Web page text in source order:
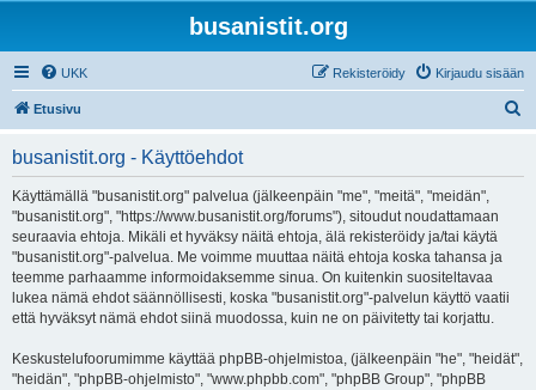
busanistit.org
UKK Kirjaudu sisään
Rekisteröidy
Etusivu
busanistit.org - Käyttöehdot
Käyttämällä "busanistit.org" palvelua (jälkeenpäin "me", "meitä", "meidän",
"busanistit.org", "https://www.busanistit.org/forums"), sitoudut noudattamaan
seuraavia ehtoja. Mikäli et hyväksy näitä ehtoja, älä rekisteröidy ja/tai käytä
"busanistit.org"-palvelua. Me voimme muuttaa näitä ehtoja koska tahansa ja
teemme parhaamme informoidaksemme sinua. On kuitenkin suositeltavaa
lukea nämä ehdot säännöllisesti, koska "busanistit.org"-palvelun käyttö vaatii
että hyväksyt nämä ehdot siinä muodossa, kuin ne on päivitetty tai korjattu.
Keskustelufoorumimme käyttää phpBB-ohjelmistoa, (jälkeenpäin "he", "heidät",
"heidän", "phpBB-ohjelmisto", "www.phpbb.com", "phpBB Group", "phpBB